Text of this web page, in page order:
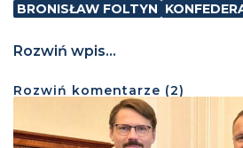
BRONISŁAW FOLTYN
Rozwiń wpis...
Rozwiń komentarze (2)